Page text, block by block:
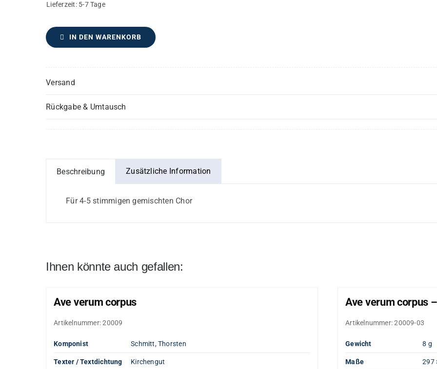
Lieferzeit: 5-7 Tage
IN DEN WARENKORB
Versand
Rückgabe & Umtausch
Beschreibung Zusätzliche Information
Für 4-5 stimmigen gemischten Chor
Ihnen könnte auch gefallen:
Ave verum corpus
Artikelnummer:20009
Komponist Schmitt, Thorsten
Texter / Textdichtung Kirchengut
Ave verum corpus
Artikelnummer:20009-03
Gewicht 8 g
Maße 297